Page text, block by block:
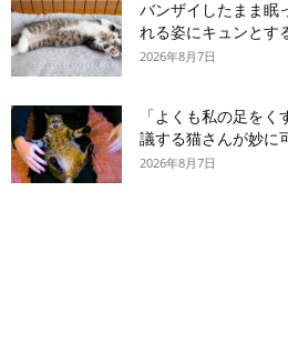
バンザイしたまま眠
れる姿にキュンとす
2026年8月7日
「よくも私の足を
議する猫さんが妙に
2026年8月7日